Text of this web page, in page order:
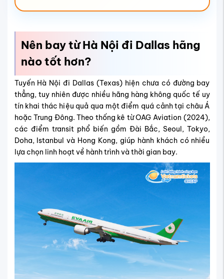
Nên bay từ Hà Nội đi Dallas hãng
nào tốt hơn?
Tuyến Hà Nội đi Dallas (Texas) hiện chưa có đường bay
thẳng, tuy nhiên được nhiều hãng hàng không quốc tế uy
tín khai thác hiệu quả qua một điểm quá cảnh tại châu Á
hoặc Trung Đông. Theo thống kê từ OAG Aviation (2024),
các điểm transit phổ biến gồm Đài Bắc, Seoul, Tokyo,
Doha, Istanbul và Hong Kong, giúp hành khách có nhiều
lựa chọn linh hoạt về hành trình và thời gian bay.